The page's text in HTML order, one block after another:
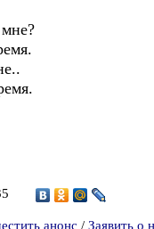
анонс / Заявить о